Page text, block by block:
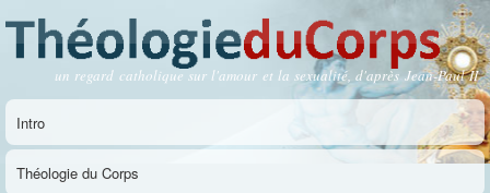
contenu
principal
Théologie du Corps
un regard catholique sur l'amour et la sexualité, d'après Jean-Paul II
Menu principal
Intro
Théologie du Corps